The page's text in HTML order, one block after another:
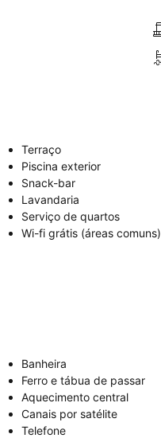
Terraço
Piscina exterior
Snack-bar
Lavandaria
Serviço de quartos
Wi-fi grátis (áreas comuns)
Banheira
Ferro e tábua de passar
Aquecimento central
Canais por satélite
Telefone